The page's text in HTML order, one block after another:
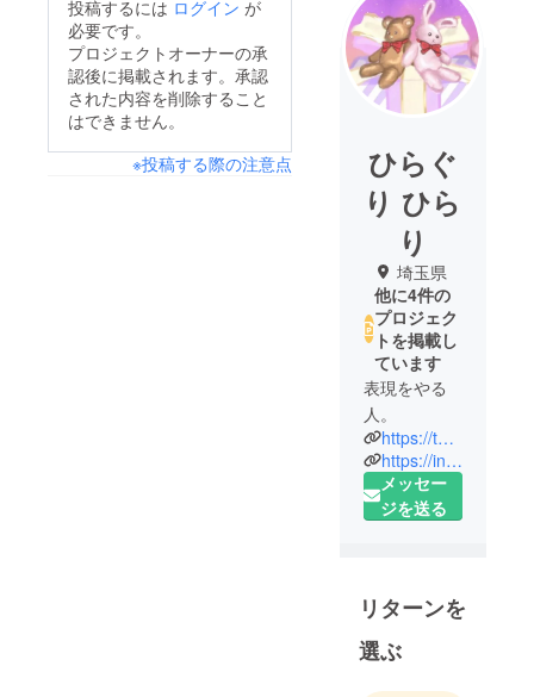
投稿するには ログイン が
必要です。
プロジェクトオーナーの承
認後に掲載されます。承認
された内容を削除すること
はできません。
※投稿する際の注意点
ひらぐ
り ひら
り
埼玉県
他に4件の
プロジェク
トを掲載し
ています
表現をやる
人。
https://twitter.com/imitation_hiend
https://instagram.com/imitation_hiend
メッセー
ジを送る
リターンを
選ぶ